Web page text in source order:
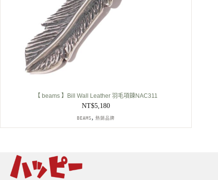
【 beams 】Bill Wall Leather 羽毛項鍊NAC311
NT$5,180
BEAMS ,熱銷品牌